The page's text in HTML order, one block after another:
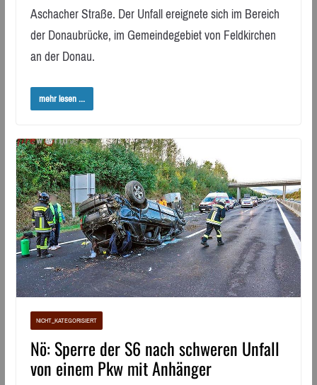
Aschacher Straße. Der Unfall ereignete sich im Bereich
der Donaubrücke, im Gemeindegebiet von Feldkirchen
an der Donau.
mehr lesen ...
NICHT_KATEGORISIERT
Nö: Sperre der S6 nach schweren Unfall
von einem Pkw mit Anhänger